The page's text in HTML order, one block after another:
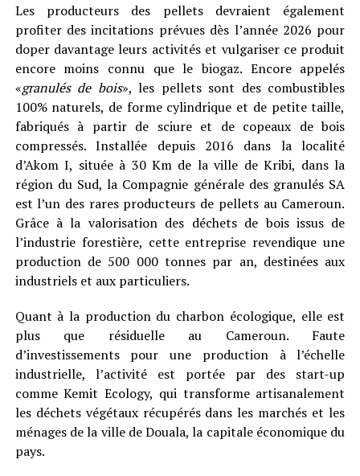
Les producteurs des pellets devraient également
profiter des incitations prévues dès l’année 2026 pour
doper davantage leurs activités et vulgariser ce produit
encore moins connu que le biogaz. Encore appelés
«granulés de bois», les pellets sont des combustibles
100% naturels, de forme cylindrique et de petite taille,
fabriqués à partir de sciure et de copeaux de bois
compressés. Installée depuis 2016 dans la localité
d’Akom I, située à 30 Km de la ville de Kribi, dans la
région du Sud, la Compagnie générale des granulés SA
est l’un des rares producteurs de pellets au Cameroun.
Grâce à la valorisation des déchets de bois issus de
l’industrie forestière, cette entreprise revendique une
production de 500 000 tonnes par an, destinées aux
industriels et aux particuliers.
Quant à la production du charbon écologique, elle est
plus que résiduelle au Cameroun. Faute
d’investissements pour une production à l’échelle
industrielle, l’activité est portée par des start-up
comme Kemit Ecology, qui transforme artisanalement
les déchets végétaux récupérés dans les marchés et les
ménages de la ville de Douala, la capitale économique du
pays.